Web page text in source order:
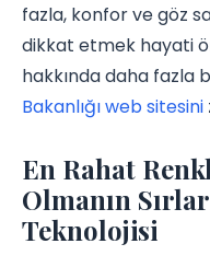
fazla, konfor ve göz
dikkat etmek hayati
hakkında daha fazla
Bakanlığı web sitesini
En Rahat
Olmanın
Teknolojisi